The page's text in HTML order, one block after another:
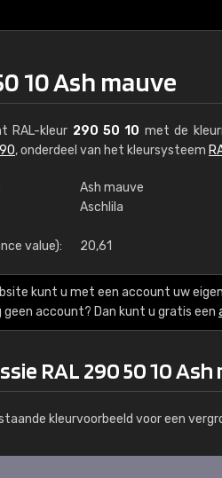
10 Ash mauve
RAL-kleur 290 50 10 met de
, onderdeel van het kleursysteem
Ash mauve
Aschlila
value): 20,61
kunt u met een account uw
geen account? Dan kunt u gratis een
RAL 290 50 10 Ash
kleurvoorbeeld voor een